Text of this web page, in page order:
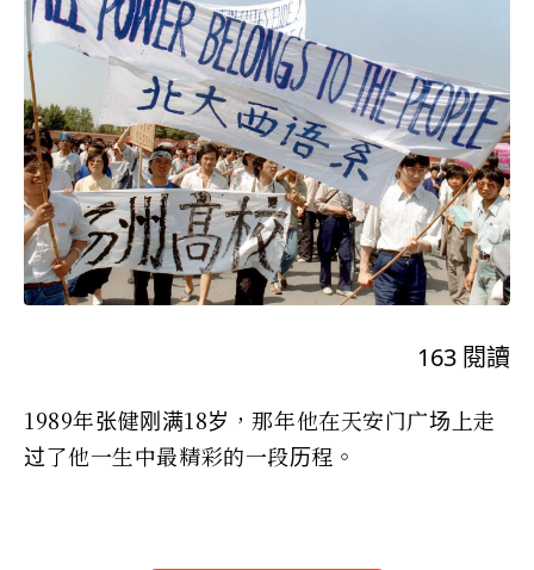
163 閱讀
1989年张健刚满18岁，那年他在天安门广场上走
过了他一生中最精彩的一段历程。